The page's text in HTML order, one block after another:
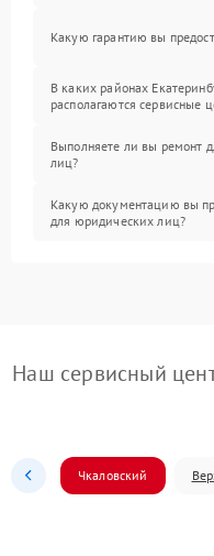
Какую гарантию вы
В каких районах
располагаются сервисные
Выполняете ли вы ремонт
лиц?
Какую документацию вы
для юридических лиц?
Наш сервисный
Чкаловский